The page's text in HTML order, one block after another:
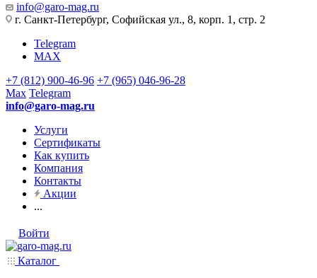
info@garo-mag.ru
г. Санкт-Петербург, Софийская ул., 8, корп. 1, стр. 2
Telegram
MAX
+7 (812) 900-46-96 +7 (965) 046-96-28
Max Telegram
info@garo-mag.ru
Услуги
Сертификаты
Как купить
Компания
Контакты
Акции
...
Войти
Каталог